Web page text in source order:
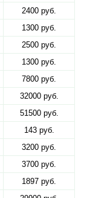
2400 руб.
1300 руб.
2500 руб.
1300 руб.
7800 руб.
32000 руб.
51500 руб.
143 руб.
3200 руб.
3700 руб.
1897 руб.